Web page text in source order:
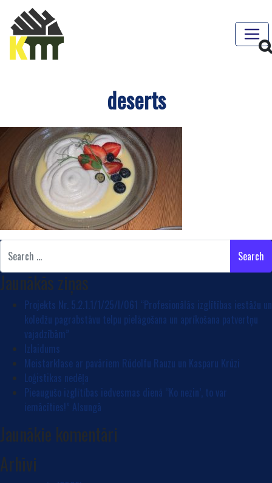
deserts
Search
Jaunākās ziņas
Projekts Nr. 5.2.1.1/1/25/I/061 “Profesionālās izglītības iestāžu un
koledžu pagrabstāvu telpu pielāgošana un aprīkošana patvertņu
vajadzībām”
Izlaidums
Meistarklase ar pavāriem Rūdolfu Rauzu un Kasparu Krūzi
Loģistikas nedēļa
Pieaugušo izglītības iedvesmas dienā “Ko nezin’, to var
iemācīties!” Alsungā
Jaunākie komentāri
Arhīvi